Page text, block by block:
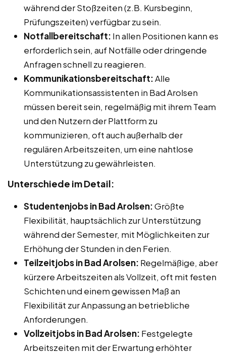
während der Stoßzeiten (z.B. Kursbeginn,
Prüfungszeiten) verfügbar zu sein.
Notfallbereitschaft: In allen Positionen kann es
erforderlich sein, auf Notfälle oder dringende
Anfragen schnell zu reagieren.
Kommunikationsbereitschaft:Alle
Kommunikationsassistenten in Bad Arolsen
müssen bereit sein, regelmäßig mit ihrem Team
und den Nutzern der Plattform zu
kommunizieren, oft auch außerhalb der
regulären Arbeitszeiten, um eine nahtlose
Unterstützung zu gewährleisten.
Unterschiede im Detail:
Studentenjobs in Bad Arolsen:Größte
Flexibilität, hauptsächlich zur Unterstützung
während der Semester, mit Möglichkeiten zur
Erhöhung der Stunden in den Ferien.
Teilzeitjobs in Bad Arolsen: Regelmäßige, aber
kürzere Arbeitszeiten als Vollzeit, oft mit festen
Schichten und einem gewissen Maß an
Flexibilität zur Anpassung an betriebliche
Anforderungen.
Vollzeitjobs in Bad Arolsen: Festgelegte
Arbeitszeiten mit der Erwartung erhöhter